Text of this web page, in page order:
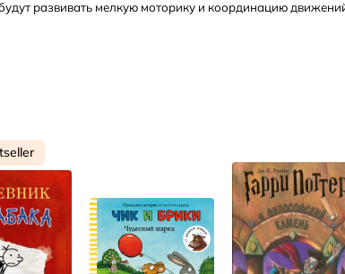
развивать мелкую моторику и координацию